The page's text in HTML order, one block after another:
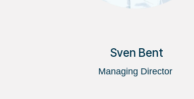
Sven Bent
Managing Director